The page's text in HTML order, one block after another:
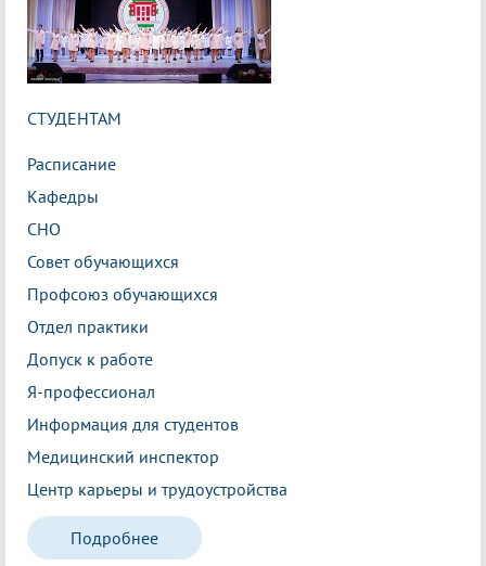
СТУДЕНТАМ
Расписание
Кафедры
СНО
Совет обучающихся
Профсоюз обучающихся
Отдел практики
Допуск к работе
Я-профессионал
Информация для студентов
Медицинский инспектор
Центр карьеры и трудоустройства
Подробнее